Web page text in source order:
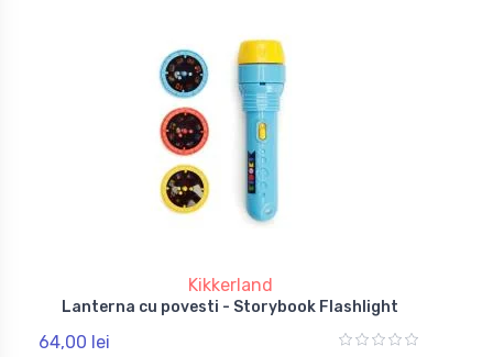
Kikkerland
Lanterna cu povesti - Storybook Flashlight
64,00 lei